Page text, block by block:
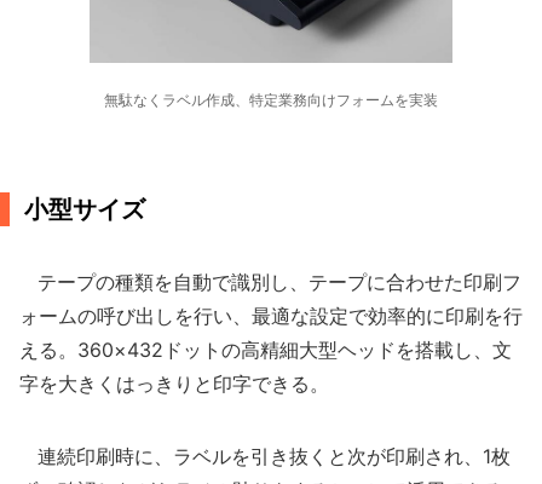
無駄なくラベル作成、特定業務向けフォームを実装
小型サイズ
テープの種類を自動で識別し、テープに合わせた印刷フ
ォームの呼び出しを行い、最適な設定で効率的に印刷を行
える。360×432ドットの高精細大型ヘッドを搭載し、文
字を大きくはっきりと印字できる。
連続印刷時に、ラベルを引き抜くと次が印刷され、1枚